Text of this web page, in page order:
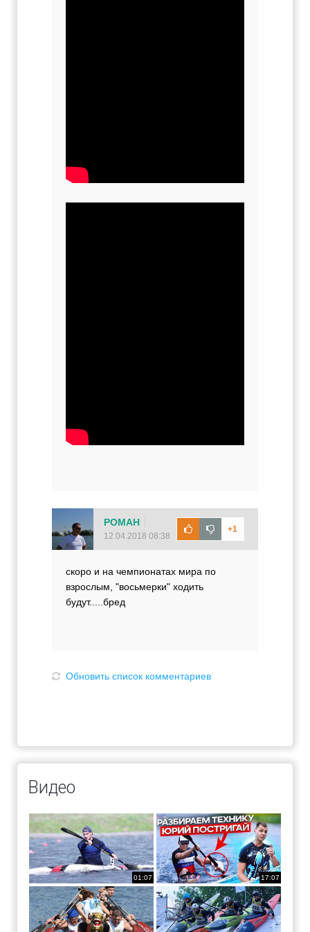
+1
РОМАН
12.04.2018 08:38
скоро и на чемпионатах мира по
взрослым, "восьмерки" ходить
будут.....бред
Обновить список комментариев
Видео
01:07 17:07